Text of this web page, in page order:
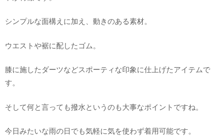
シンプルな面構えに加え、動きのある素材。
ウエストや裾に配したゴム。
膝に施したダーツなどスポーティな印象に仕上げたアイテムで
す。
そして何と言っても撥水というのも大事なポイントですね。
今日みたいな雨の日でも気軽に気を使わず着用可能です。